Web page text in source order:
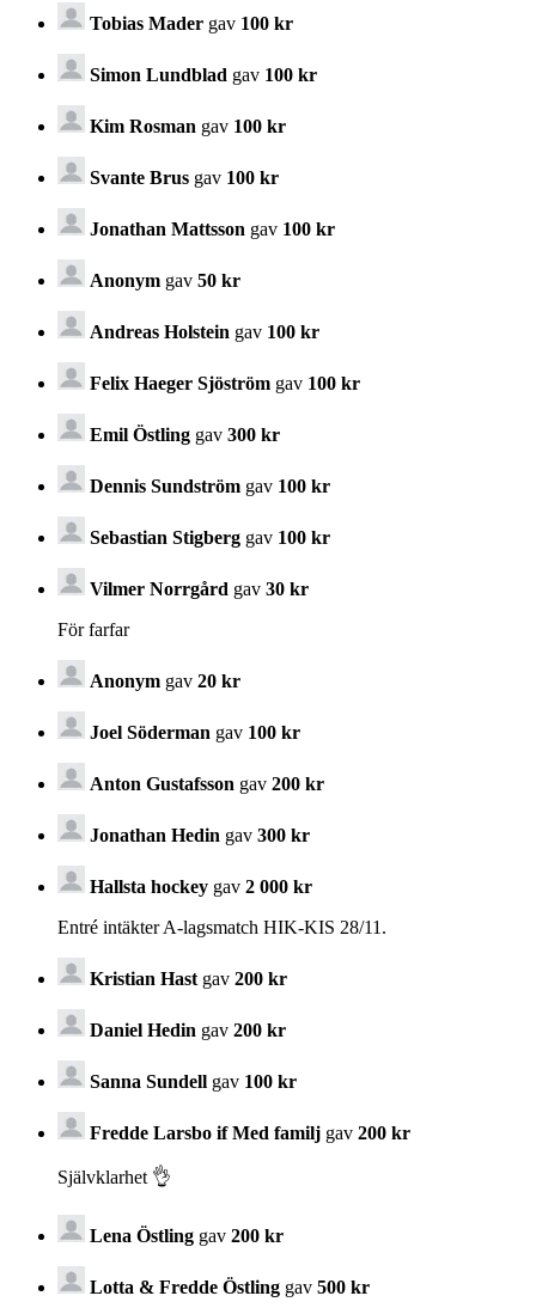
Tobias Mader gav 100 kr
Simon Lundblad gav 100 kr
Kim Rosman gav 100 kr
Svante Brus gav 100 kr
Jonathan Mattsson gav 100 kr
Anonym gav 50 kr
Andreas Holstein gav 100 kr
Felix Haeger Sjöström gav 100 kr
Emil Östling gav 300 kr
Dennis Sundström gav 100 kr
Sebastian Stigberg gav 100 kr
Vilmer Norrgård gav 30 kr
För farfar
Anonym gav 20 kr
Joel Söderman gav 100 kr
Anton Gustafsson gav 200 kr
Jonathan Hedin gav 300 kr
Hallsta hockey gav 2 000 kr
Entré intäkter A-lagsmatch HIK-KIS 28/11.
Kristian Hast gav 200 kr
Daniel Hedin gav 200 kr
Sanna Sundell gav 100 kr
Fredde Larsbo if Med familj gav 200 kr
Självklarhet 👌
Lena Östling gav 200 kr
Lotta & Fredde Östling gav 500 kr